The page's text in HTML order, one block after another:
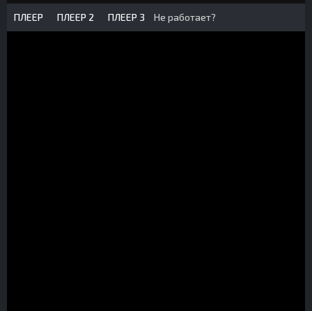
ПЛЕЕР ПЛЕЕР 2 ПЛЕЕР 3 Не работает?